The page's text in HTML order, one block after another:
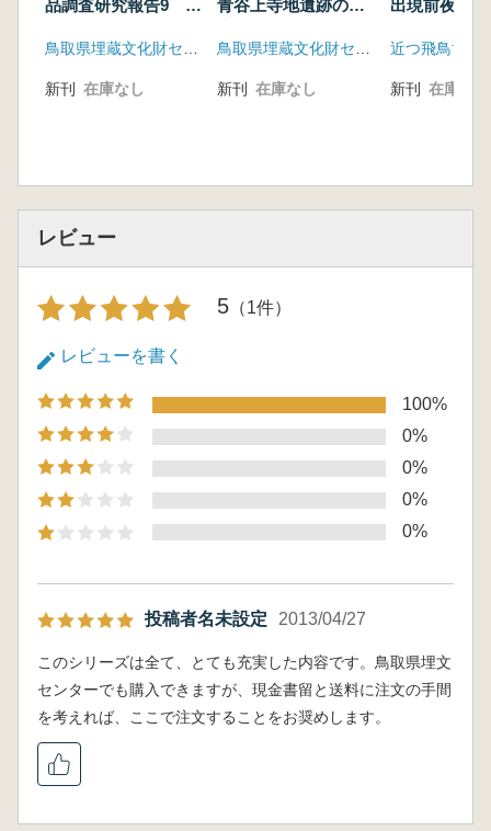
品調査研究報告9
鳥取県埋蔵文化財センター
新刊 在庫なし
青谷上寺地遺跡の交
鳥取県埋蔵文化財センター
新刊 在庫なし
出現前夜
近つ飛鳥博物
新刊 在庫なし
レビュー
5 （1件）
レビューを書く
100%
0%
0%
0%
0%
投稿者名未設定 2013/04/27
このシリーズは全て、とても充実した内容です。鳥取県埋文
センターでも購入できますが、現金書留と送料に注文の手間
を考えれば、ここで注文することをお奨めします。